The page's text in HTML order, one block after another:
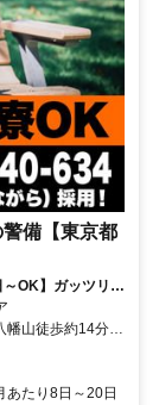
備【東京都
OK】ガッツリ稼
幡山徒歩約14分、
歩約23分 東京都
駅、駒沢大学
あたり8日～20日